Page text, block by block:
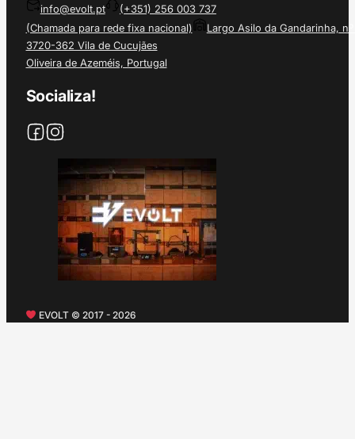
info@evolt.pt
(+351) 256 003 737
(Chamada para rede fixa nacional)
Largo Asilo da Gandarinha, nº
3720-362 Vila de Cucujães
Oliveira de Azeméis, Portugal
Socializa!
EVOLT © 2017 - 2026